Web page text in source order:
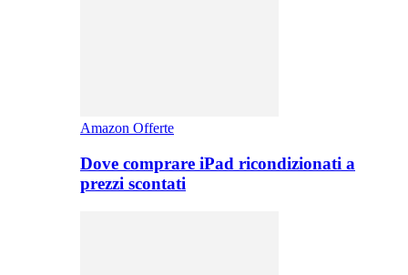
Amazon Offerte
Dove comprare iPad ricondizionati a
prezzi scontati